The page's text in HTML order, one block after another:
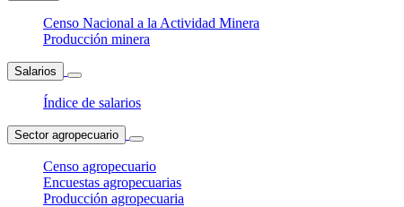
Censo Nacional a la Actividad Minera
Producción minera
Salarios
Índice de salarios
Sector agropecuario
Censo agropecuario
Encuestas agropecuarias
Producción agropecuaria